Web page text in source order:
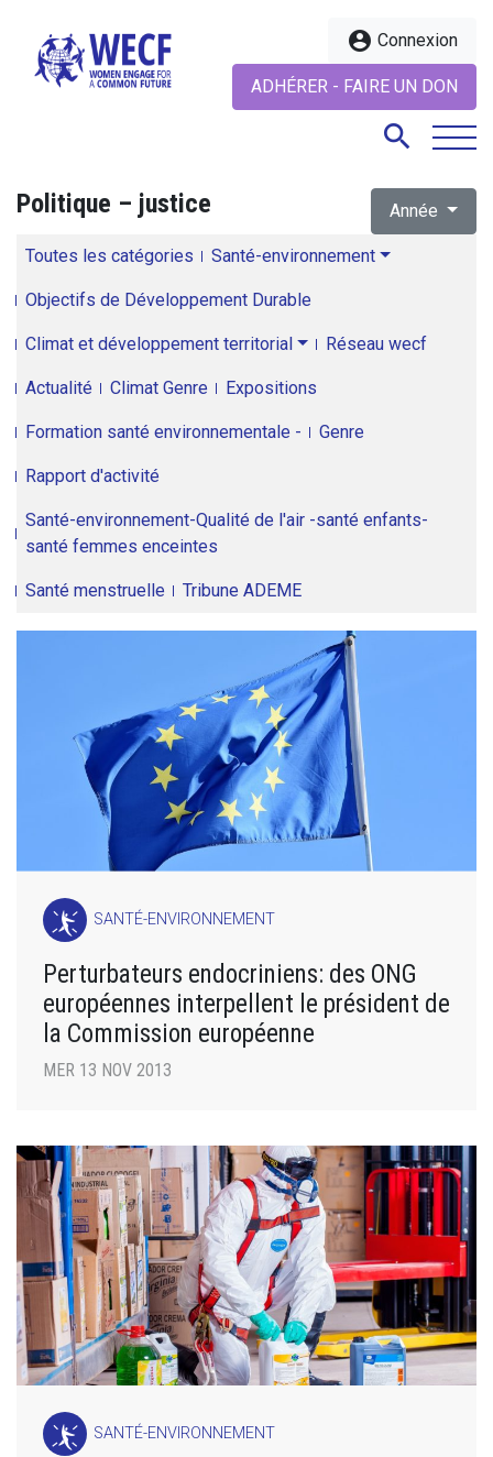
account_circle Connexion
ADHÉRER - FAIRE UN DON
search
Politique – justice Année
Toutes les catégories Santé-environnement
Objectifs de Développement Durable
Climat et développement territorial Réseau wecf
Actualité Climat Genre Expositions
Formation santé environnementale - Genre
Rapport d'activité
Santé-environnement-Qualité de l'air -santé enfants-
santé femmes enceintes
Santé menstruelle Tribune ADEME
SANTÉ-ENVIRONNEMENT
Perturbateurs endocriniens: des ONG
européennes interpellent le président de
la Commission européenne
MER 13 NOV 2013
SANTÉ-ENVIRONNEMENT